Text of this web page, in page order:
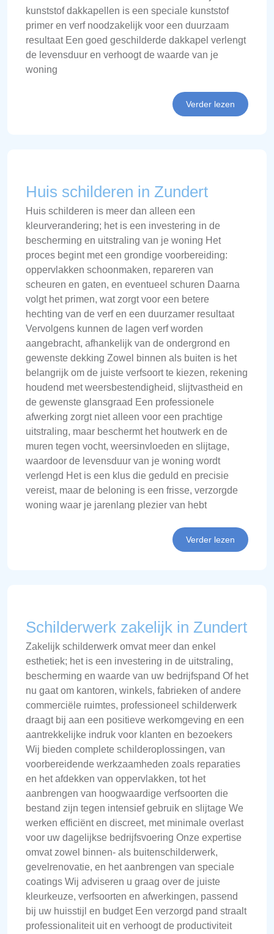
kunststof dakkapellen is een speciale kunststof
primer en verf noodzakelijk voor een duurzaam
resultaat Een goed geschilderde dakkapel verlengt
de levensduur en verhoogt de waarde van je
woning
Verder lezen
Huis schilderen in Zundert
Huis schilderen is meer dan alleen een
kleurverandering; het is een investering in de
bescherming en uitstraling van je woning Het
proces begint met een grondige voorbereiding:
oppervlakken schoonmaken, repareren van
scheuren en gaten, en eventueel schuren Daarna
volgt het primen, wat zorgt voor een betere
hechting van de verf en een duurzamer resultaat
Vervolgens kunnen de lagen verf worden
aangebracht, afhankelijk van de ondergrond en
gewenste dekking Zowel binnen als buiten is het
belangrijk om de juiste verfsoort te kiezen, rekening
houdend met weersbestendigheid, slijtvastheid en
de gewenste glansgraad Een professionele
afwerking zorgt niet alleen voor een prachtige
uitstraling, maar beschermt het houtwerk en de
muren tegen vocht, weersinvloeden en slijtage,
waardoor de levensduur van je woning wordt
verlengd Het is een klus die geduld en precisie
vereist, maar de beloning is een frisse, verzorgde
woning waar je jarenlang plezier van hebt
Verder lezen
Schilderwerk zakelijk in Zundert
Zakelijk schilderwerk omvat meer dan enkel
esthetiek; het is een investering in de uitstraling,
bescherming en waarde van uw bedrijfspand Of het
nu gaat om kantoren, winkels, fabrieken of andere
commerciële ruimtes, professioneel schilderwerk
draagt bij aan een positieve werkomgeving en een
aantrekkelijke indruk voor klanten en bezoekers
Wij bieden complete schilderoplossingen, van
voorbereidende werkzaamheden zoals reparaties
en het afdekken van oppervlakken, tot het
aanbrengen van hoogwaardige verfsoorten die
bestand zijn tegen intensief gebruik en slijtage We
werken efficiënt en discreet, met minimale overlast
voor uw dagelijkse bedrijfsvoering Onze expertise
omvat zowel binnen- als buitenschilderwerk,
gevelrenovatie, en het aanbrengen van speciale
coatings Wij adviseren u graag over de juiste
kleurkeuze, verfsoorten en afwerkingen, passend
bij uw huisstijl en budget Een verzorgd pand straalt
professionaliteit uit en verhoogt de productiviteit